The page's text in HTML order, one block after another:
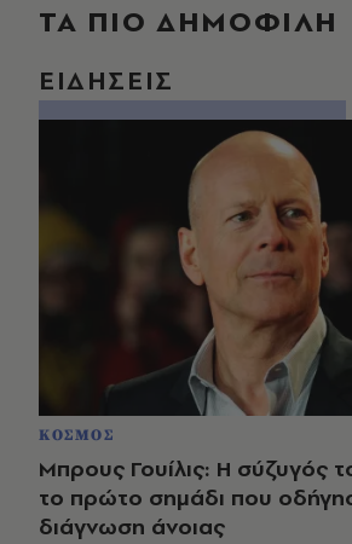
ΤΑ ΠΙΟ ΔΗΜΟΦΙΛΗ
ΕΙΔΗΣΕΙΣ
ΚΟΣΜΟΣ
Μπρους Γουίλις: Η σύζυγός
το πρώτο σημάδι που
διάγνωση άνοιας